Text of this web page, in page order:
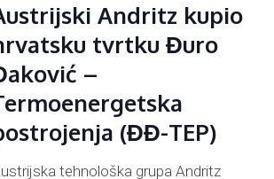
Andritz kupio
tvrtku Đuro
–
(ĐĐ-TEP)
tehnološka grupa Andritz